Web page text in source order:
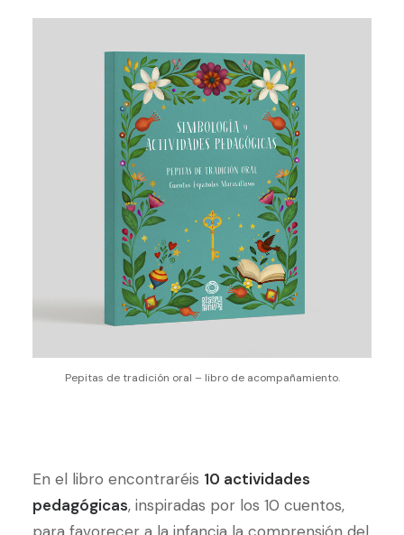
Pepitas de tradición oral – libro de acompañamiento.
En el libro encontraréis 10 actividades
pedagógicas, inspiradas por los 10 cuentos,